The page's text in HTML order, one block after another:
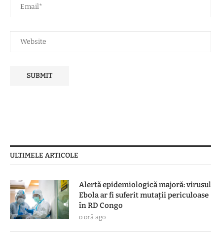
ULTIMELE ARTICOLE
Alertă epidemiologică majoră: virusul
Ebola ar fi suferit mutații periculoase
în RD Congo
o oră ago